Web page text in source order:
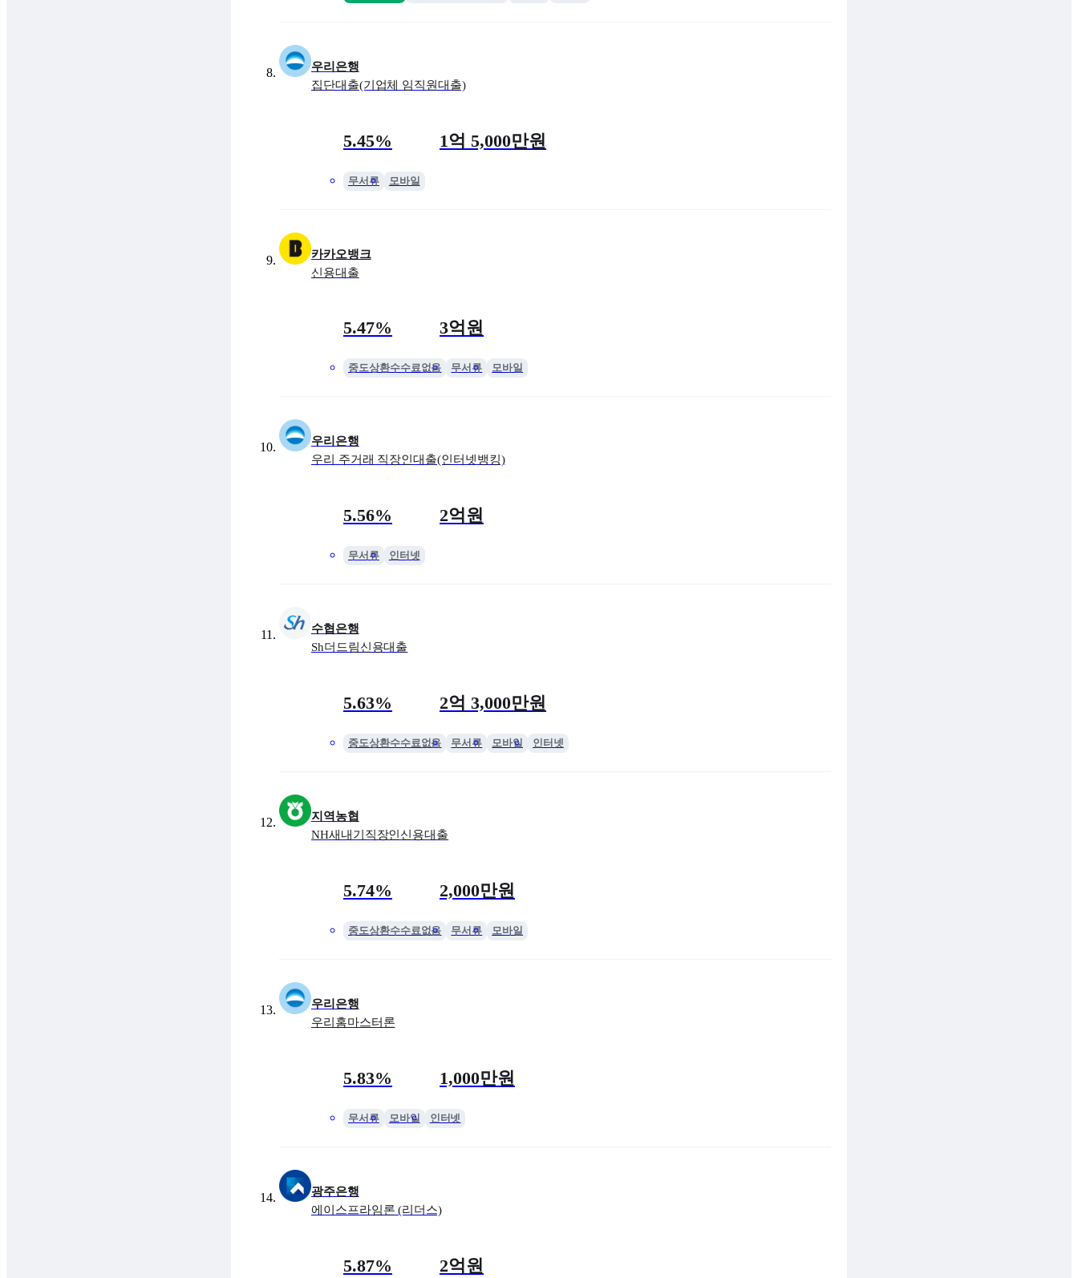
우리은행
집단대출(기업체 임직원대출)
금리5.45%
최대 한도 1억 5,000만원
무서류 모바일
카카오뱅크
신용대출
금리5.47%
최대 한도 3억원
중도상환수수료없음 무서류 모바일
우리은행
우리 주거래 직장인대출(인터넷뱅킹)
금리5.56%
최대 한도 2억원
무서류 인터넷
수협은행
Sh더드림신용대출
금리5.63%
최대 한도 2억 3,000만원
중도상환수수료없음 무서류 모바일 인터넷
지역농협
NH새내기직장인신용대출
금리5.74%
최대 한도 2,000만원
중도상환수수료없음 무서류 모바일
우리은행
우리홈마스터론
금리5.83%
최대 한도 1,000만원
무서류 모바일 인터넷
광주은행
에이스프라임론 (리더스)
금리5.87%
최대 한도 2억원